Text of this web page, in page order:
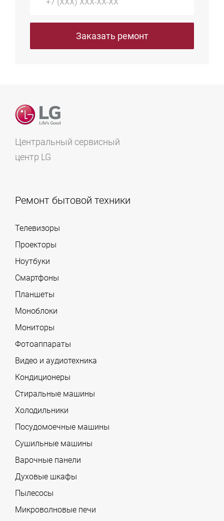
Заказать ремонт
Центральный сервисный
центр LG
Ремонт бытовой техники
Телевизоры
Проекторы
Ноутбуки
Смартфоны
Планшеты
Моноблоки
Мониторы
Фотоаппараты
Видео и аудиотехника
Кондиционеры
Стиральные машины
Холодильники
Посудомоечные машины
Сушильные машины
Варочные панели
Духовые шкафы
Пылесосы
Микроволновые печи